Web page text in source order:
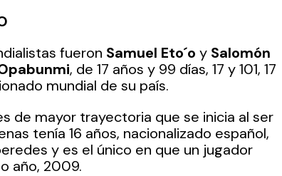
fueron Samuel Eto´o y Salomón
, de 17 años y 99 días, 17 y 101, 17
mundial de su país.
de mayor trayectoria que se inicia al ser
tenía 16 años, nacionalizado español,
y es el único en que un jugador
año, 2009.